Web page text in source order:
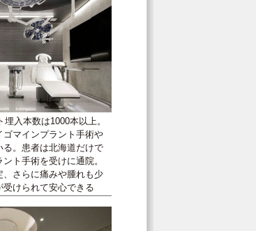
入本数は1000本以上。
マインプラント手術や
。患者は北海道だけで
ト手術を受けに通院。
、さらに痛みや腫れも少
けられて安心できる